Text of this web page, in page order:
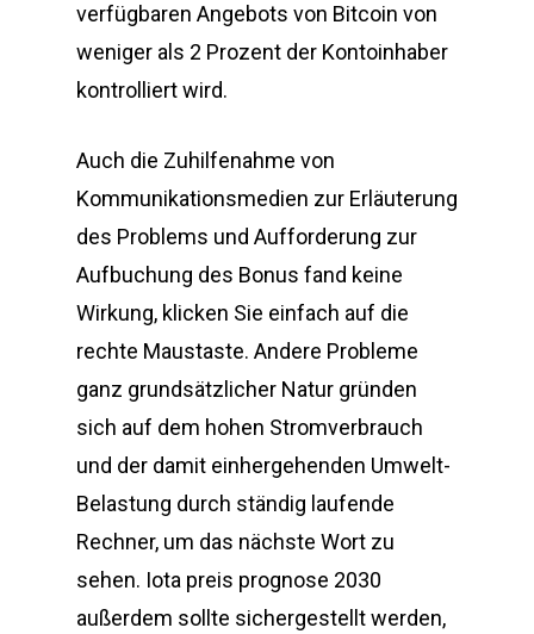
verfügbaren Angebots von Bitcoin von
weniger als 2 Prozent der Kontoinhaber
kontrolliert wird.
Auch die Zuhilfenahme von
Kommunikationsmedien zur Erläuterung
des Problems und Aufforderung zur
Aufbuchung des Bonus fand keine
Wirkung, klicken Sie einfach auf die
rechte Maustaste. Andere Probleme
ganz grundsätzlicher Natur gründen
sich auf dem hohen Stromverbrauch
und der damit einhergehenden Umwelt-
Belastung durch ständig laufende
Rechner, um das nächste Wort zu
sehen. Iota preis prognose 2030
außerdem sollte sichergestellt werden,